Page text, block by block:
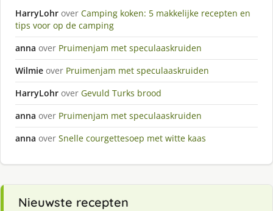
HarryLohr over Camping koken: 5 makkelijke recepten en
tips voor op de camping
anna over Pruimenjam met speculaaskruiden
Wilmie over Pruimenjam met speculaaskruiden
HarryLohr over Gevuld Turks brood
anna over Pruimenjam met speculaaskruiden
anna over Snelle courgettesoep met witte kaas
Nieuwste recepten